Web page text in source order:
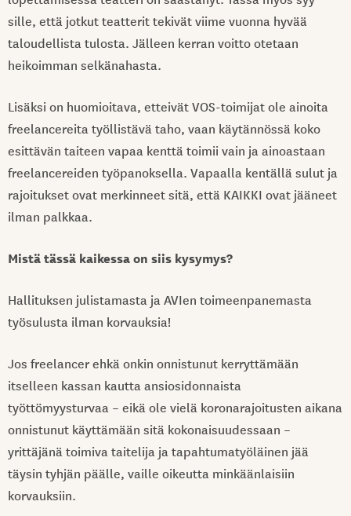
sille, että jotkut teatterit tekivät viime vuonna hyvää
taloudellista tulosta. Jälleen kerran voitto otetaan
heikoimman selkänahasta.
Lisäksi on huomioitava, etteivät VOS-toimijat ole ainoita
freelancereita työllistävä taho, vaan käytännössä koko
esittävän taiteen vapaa kenttä toimii vain ja ainoastaan
freelancereiden työpanoksella. Vapaalla kentällä sulut ja
rajoitukset ovat merkinneet sitä, että KAIKKI ovat jääneet
ilman palkkaa.
Mistä tässä kaikessa on siis kysymys?
Hallituksen julistamasta ja AVIen toimeenpanemasta
työsulusta ilman korvauksia!
Jos freelancer ehkä onkin onnistunut kerryttämään
itselleen kassan kautta ansiosidonnaista
työttömyysturvaa – eikä ole vielä koronarajoitusten aikana
onnistunut käyttämään sitä kokonaisuudessaan –
yrittäjänä toimiva taitelija ja tapahtumatyöläinen jää
täysin tyhjän päälle, vaille oikeutta minkäänlaisiin
korvauksiin.